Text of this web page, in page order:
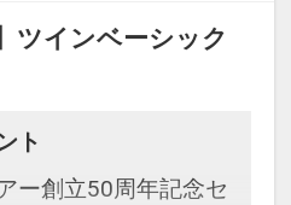
ツインベーシック
ト
ー創立50周年記念セ